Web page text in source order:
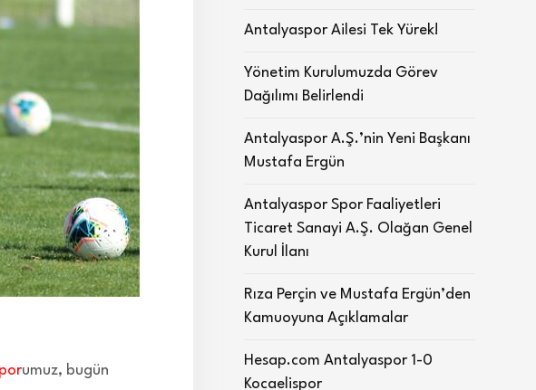
umuz, bugün
Antalyaspor Ailesi Tek Yürek!
Yönetim Kurulumuzda Görev
Dağılımı Belirlendi
Antalyaspor A.Ş.’nin Yeni Başkanı
Mustafa Ergün
Antalyaspor Spor Faaliyetleri
Ticaret Sanayi A.Ş. Olağan Genel
Kurul İlanı
Rıza Perçin ve Mustafa Ergün’den
Kamuoyuna Açıklamalar
Hesap.com Antalyaspor 1-0
Kocaelispor